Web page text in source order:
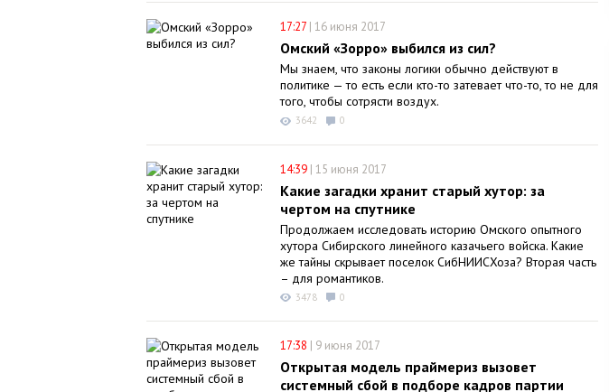
17:27 | 16 июня 2017
Омский «Зорро» выбился из сил?
Мы знаем, что законы логики обычно действуют в
политике — то есть если кто-то затевает что-то, то не для
того, чтобы сотрясти воздух.
3642 0
14:39 | 15 июня 2017
Какие загадки хранит старый хутор: за
чертом на спутнике
Продолжаем исследовать историю Омского опытного
хутора Сибирского линейного казачьего войска. Какие
же тайны скрывает поселок СибНИИСХоза? Вторая часть
– для романтиков.
3478 0
17:38 | 9 июня 2017
Открытая модель праймериз вызовет
системный сбой в подборе кадров партии